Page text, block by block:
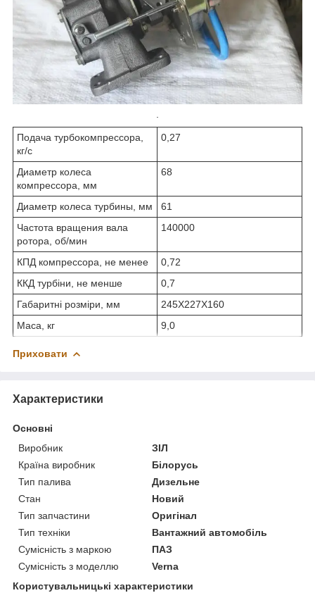
Подача турбокомпрессора,
кг/с
0,27
Диаметр колеса
компрессора, мм
68
Диаметр колеса турбины, мм
61
Частота вращения вала
ротора, об/мин
140000
КПД компрессора, не менее
0,72
ККД турбіни, не менше
0,7
Габаритні розміри, мм
245X227X160
Маса, кг
9,0
Приховати
Характеристики
Основні
Виробник
ЗІЛ
Країна виробник
Білорусь
Тип палива
Дизельне
Стан
Новий
Тип запчастини
Оригінал
Тип техніки
Вантажний автомобіль
Сумісність з маркою
ПАЗ
Сумісність з моделлю
Verna
Користувальницькі характеристики